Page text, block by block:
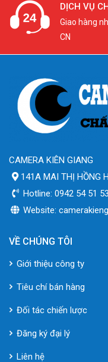
DỊCH VỤ
Giao hàng
CN
CAMERA KIÊN GIANG
141A MAI THỊ HỒNG
Hotline: 0942 54 51 53
Website:
VỀ CHÚNG TÔI
Giới thiệu công ty
Tiêu chí bán hàng
Đối tác chiến lược
Đăng ký đại lý
Liên hệ